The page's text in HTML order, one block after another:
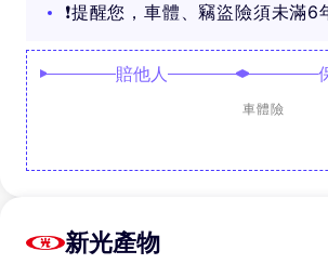
❗提醒您，車體、竊盜險須未滿
賠他人
車體險
新光產物